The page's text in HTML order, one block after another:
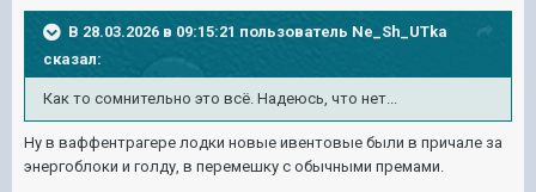
В 28.03.2026 в 09:15:21 пользователь Ne_Sh_UTka
сказал:
Как то сомнительно это всё. Надеюсь, что нет...
Ну в ваффентрагере лодки новые ивентовые были в причале за
энергоблоки и голду, в перемешку с обычными премами.